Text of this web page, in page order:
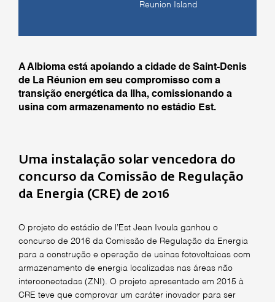
Reunion Island
A Albioma está apoiando a cidade de Saint-Denis
de La Réunion em seu compromisso com a
transição energética da Ilha, comissionando a
usina com armazenamento no estádio Est.
Uma instalação solar vencedora do
concurso da Comissão de Regulação
da Energia (CRE) de 2016
O projeto do estádio de l’Est Jean Ivoula ganhou o
concurso de 2016 da Comissão de Regulação da Energia
para a construção e operação de usinas fotovoltaicas com
armazenamento de energia localizadas nas áreas não
interconectadas (ZNI). O projeto apresentado em 2015 à
CRE teve que comprovar um caráter inovador para ser